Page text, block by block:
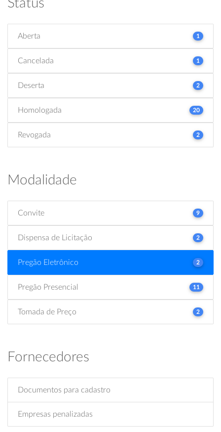
Status
Aberta 1
Cancelada 1
Deserta 2
Homologada 20
Revogada 2
Modalidade
Convite 9
Dispensa de Licitação 2
Pregão Eletrônico 2
Pregão Presencial 11
Tomada de Preço 2
Fornecedores
Documentos para cadastro
Empresas penalizadas